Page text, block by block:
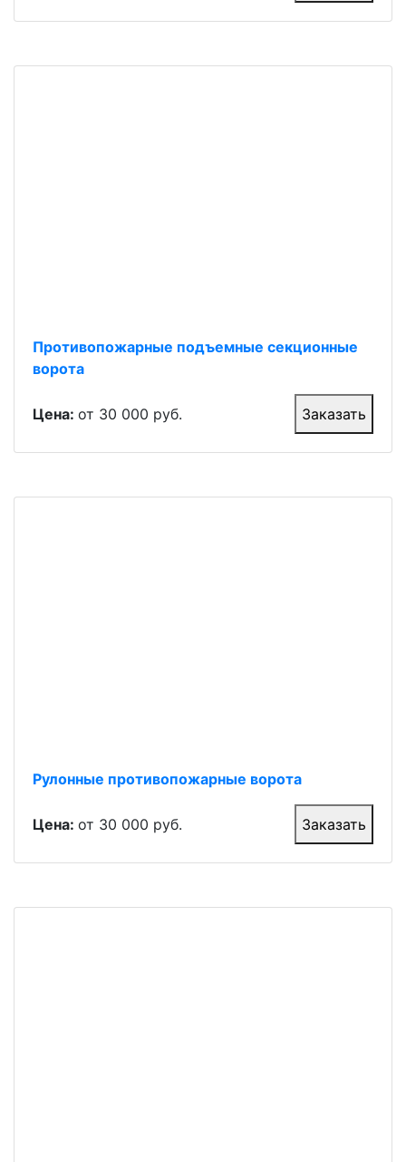
Противопожарные подъемные секционные
ворота
Цена: от 30 000 руб. Заказать
Рулонные противопожарные ворота
Цена: от 30 000 руб. Заказать